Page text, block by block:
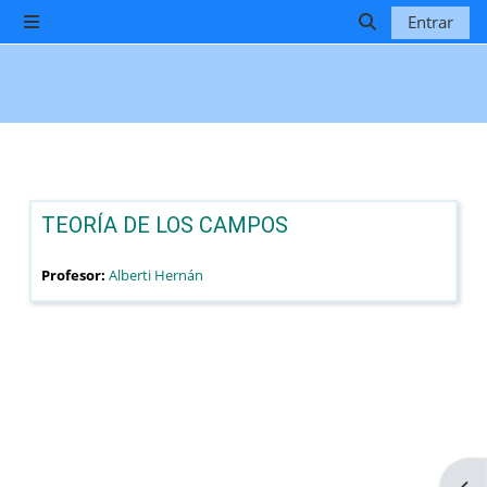
Salta al contenido principal
Panel lateral
Selector de
Entrar
TEORÍA DE LOS CAMPOS
Profesor:Alberti Hernán